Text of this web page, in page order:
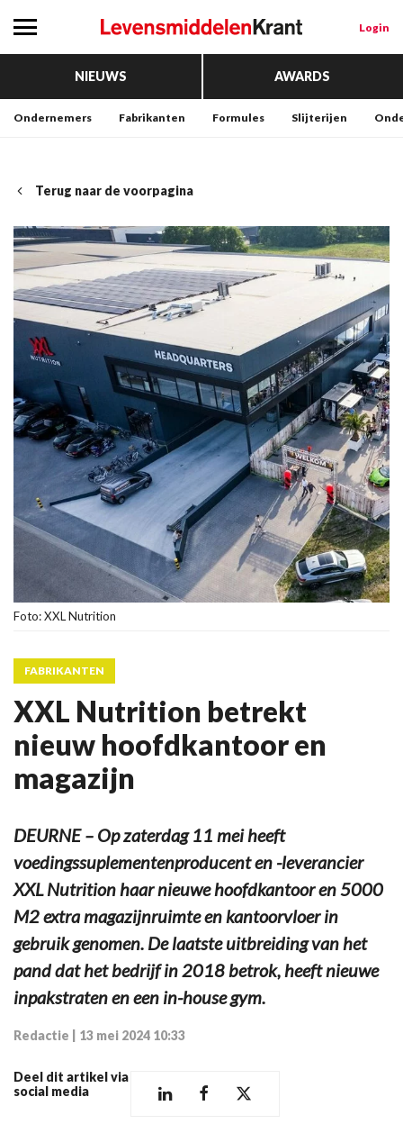
Login
NIEUWS AWARDS
Ondernemers Fabrikanten Formules Slijterijen
Terug naar de voorpagina
Foto: XXL Nutrition
FABRIKANTEN
XXL Nutrition betrekt
nieuw hoofdkantoor en
magazijn
DEURNE – Op zaterdag 11 mei heeft
voedingssuplementenproducent en -leverancier
XXL Nutrition haar nieuwe hoofdkantoor en 5000
M2 extra magazijnruimte en kantoorvloer in
gebruik genomen. De laatste uitbreiding van het
pand dat het bedrijf in 2018 betrok, heeft nieuwe
inpakstraten en een in-house gym.
Redactie 13 mei 2024 10:33
Deel dit artikel via
social media